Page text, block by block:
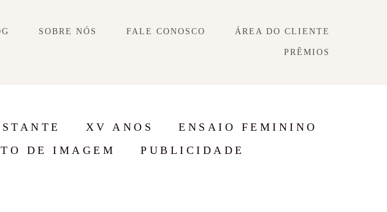
SOBRE NÓS FALE CONOSCO ÁREA DO CLIENTE
PRÊMIOS
XV ANOS
ENSAIO FEMININO
DE IMAGEM PUBLICIDADE